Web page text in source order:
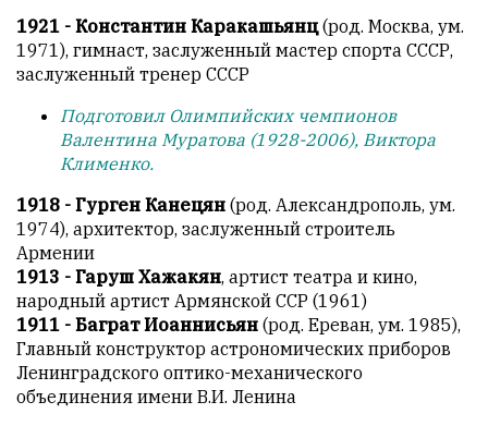
1921 - Константин Каракашьянц(род. Москва, ум.
1971), гимнаст, заслуженный мастер спорта СССР,
заслуженный тренер СССР
Подготовил Олимпийских чемпионов
Валентина Муратова (1928-2006), Виктора
Клименко.
1918 - Гурген Канецян (род. Александрополь, ум.
1974), архитектор, заслуженный строитель
Армении
1913 - Гаруш Хажакян, артист театра и кино,
народный артист Армянской ССР (1961)
1911 - Баграт Иоаннисьян (род. Ереван, ум. 1985),
Главный конструктор астрономических приборов
Ленинградского оптико-механического
объединения имени В.И. Ленина